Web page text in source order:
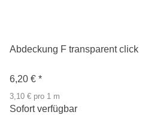
Abdeckung F transparent click
6,20 € *
3,10 € pro 1 m
Sofort verfügbar